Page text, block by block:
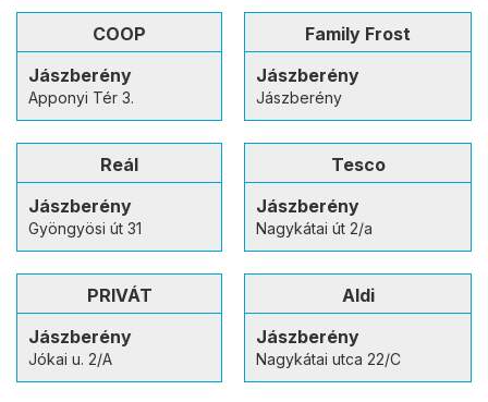
COOP
Jászberény
Apponyi Tér 3.
Family Frost
Jászberény
Jászberény
Reál
Jászberény
Gyöngyösi út 31
Tesco
Jászberény
Nagykátai út 2/a
PRIVÁT
Jászberény
Jókai u. 2/A
Aldi
Jászberény
Nagykátai utca 22/C